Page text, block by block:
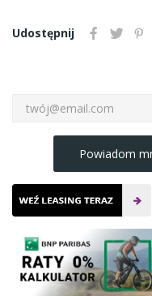
Udostępnij
Powiadom